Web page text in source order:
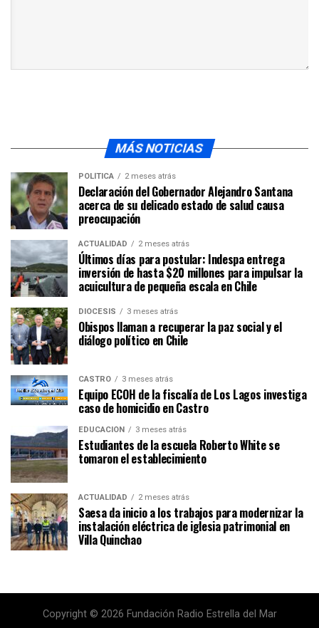
MÁS NOTICIAS
POLÍTICA 2 meses atrás
Declaración del Gobernador Alejandro Santana
acerca de su delicado estado de salud causa
preocupación
ACTUALIDAD 2 meses atrás
Últimos días para postular: Indespa entrega
inversión de hasta $20 millones para impulsar la
acuicultura de pequeña escala en Chile
DIÓCESIS 3 meses atrás
Obispos llaman a recuperar la paz social y el
diálogo político en Chile
CASTRO 3 meses atrás
Equipo ECOH de la fiscalía de Los Lagos investiga
caso de homicidio en Castro
EDUCACIÓN 3 meses atrás
Estudiantes de la escuela Roberto White se
tomaron el establecimiento
ACTUALIDAD 2 meses atrás
Saesa da inicio a los trabajos para modernizar la
instalación eléctrica de iglesia patrimonial en
Villa Quinchao
Copyright © 2026 Fundación Radio Estrella del Mar